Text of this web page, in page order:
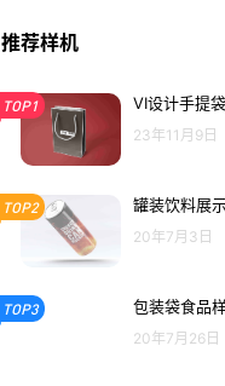
推荐样机
TOP1 VI设计手提
23年11月9日
TOP2 罐装饮料展
20年7月3日
TOP3 包装袋食品
20年7月26日